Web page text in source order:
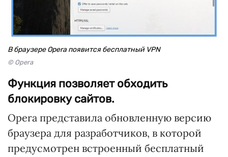
В браузере Opera появится бесплатный VPN
© Opera
Функция позволяет обходить
блокировку сайтов.
Opera представила обновленную версию
браузера для разработчиков, в которой
предусмотрен встроенный бесплатный